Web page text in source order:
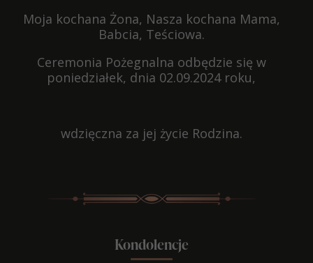
Moja kochana Żona, Nasza kochana Mama,
Babcia, Teściowa.
Ceremonia Pożegnalna odbędzie się w
poniedziałek, dnia 02.09.2024 roku,
wdzięczna za jej życie Rodzina.
Kondolencje